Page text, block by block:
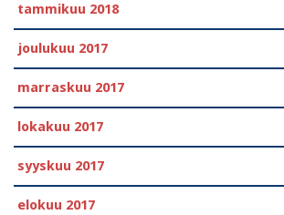
tammikuu 2018
joulukuu 2017
marraskuu 2017
lokakuu 2017
syyskuu 2017
elokuu 2017